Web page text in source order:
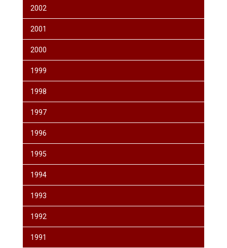
2002
2001
2000
1999
1998
1997
1996
1995
1994
1993
1992
1991